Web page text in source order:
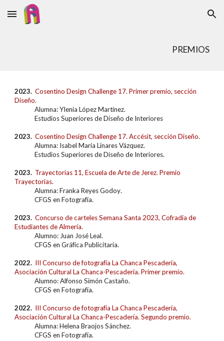
Skip to main content Skip to navigation
PREMIOS
2023. Cosentino Design Challenge 17. Primerpremio, sección
Diseño.
Alumna: Ylenia López Martínez.
Estudios Superiores de Diseño de Interiores
2023. Cosentino Design Challenge 17. Accésit, sección Diseño.
Alumna: Isabel María Linares Vázquez.
Estudios Superiores de Diseño de Interiores.
2023. Trayectorias 11, Escuela de Arte de Jerez. Premio
Trayectorias.
Alumna:Franka Reyes Godoy.
CFGS en Fotografía.
2023. Concurso de carteles Semana Santa 2023, Cofradía de
Estudiantes de Almería.
Alumno: Juan José Leal.
CFGS enGráfica Publicitaria.
2022. III Concurso de fotografía La Chanca Pescadería,
Asociación Cultural La Chanca-Pescadería.Primerpremio.
Alumno: Alfonso Simón Castaño.
CFGS en Fotografía.
2022. III Concurso de fotografía La Chanca Pescadería,
Asociación Cultural La Chanca-Pescadería. Segundopremio.
Alumna: Helena Braojos Sánchez.
CFGS enFotografía.